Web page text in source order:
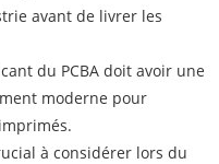
avant de livrer les
du PCBA doit avoir une
moderne pour
à considérer lors du